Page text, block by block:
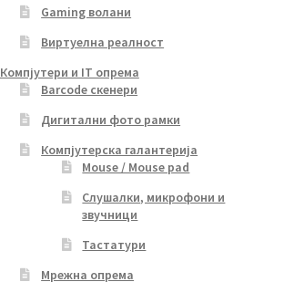
Gaming волани
Виртуелна реалност
Компјутери и IT опрема
Barcode скенери
Дигитални фото рамки
Компјутерска галантерија
Mouse / Mouse pad
Слушалки, микрофони и
звучници
Тастатури
Мрежна опрема